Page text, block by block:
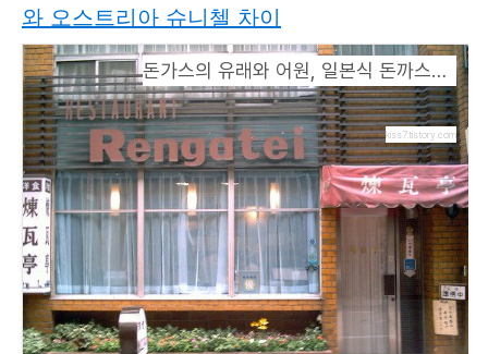
와 오스트리아 슈니첼 차이
돈가스의 유래와 어원, 일본식 돈까스의 역사와 오스트리아 슈니첼 차이
kiss7.tistory.com